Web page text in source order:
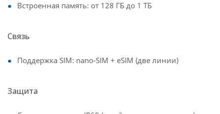
Встроенная память: от 128 ГБ до 1 ТБ
Связь
Поддержка SIM: nano-SIM + eSIM (две линии)
Защита